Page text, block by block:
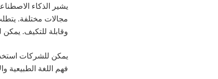
يشير الذكاء
مجالات مختلفة.
وقابلة للتكيف.
يمكن للشركات
فهم اللغة